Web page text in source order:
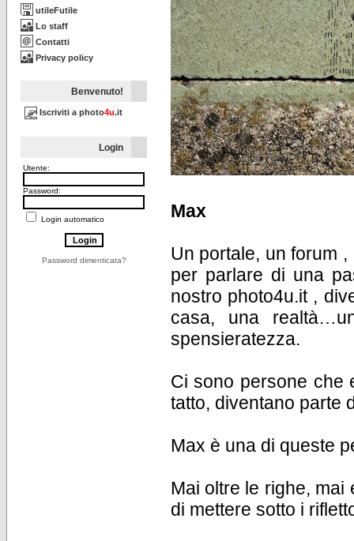
utileFutile
Lo staff
Contatti
Privacy policy
Benvenuto!
Iscriviti a photo4u.it
Login
Utente:
Password:
Login automatico
Password dimenticata?
Max
Un portale, un forum
per parlare di una
nostro photo4u.it ,
casa, una
spensieratezza.
Ci sono persone che
tatto, diventano parte
Max è una di queste
Mai oltre le righe,
di mettere sotto i